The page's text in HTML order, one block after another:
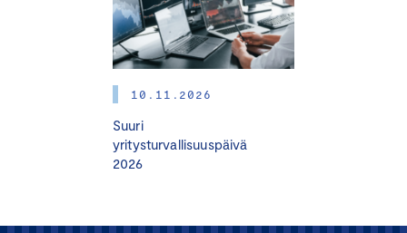
10.11.2026
Suuri
yritysturvallisuuspäivä
2026